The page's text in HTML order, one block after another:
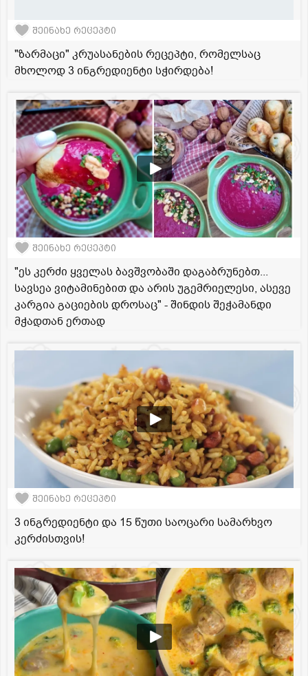
შეინახე რეცეპტი
"ზარმაცი" კრუასანების რეცეპტი, რომელსაც
მხოლოდ 3 ინგრედიენტი სჭირდება!
შეინახე რეცეპტი
"ეს კერძი ყველას ბავშვობაში დაგაბრუნებთ...
სავსეა ვიტამინებით და არის უგემრიელესი, ასევე
კარგია გაციების დროსაც" - შინდის შეჭამანდი
მჭადთან ერთად
შეინახე რეცეპტი
3 ინგრედიენტი და 15 წუთი საოცარი სამარხვო
კერძისთვის!